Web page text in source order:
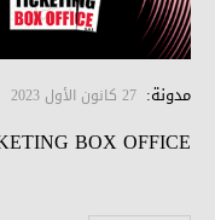
مدونة: 27 كانون الأول 2023
BOX OFFICE